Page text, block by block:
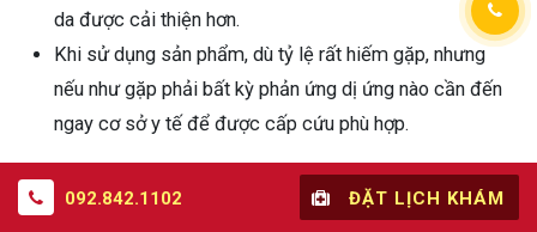
da được cải thiện hơn.
Khi sử dụng sản phẩm, dù tỷ lệ rất hiếm gặp, nhưng
nếu như gặp phải bất kỳ phản ứng dị ứng nào cần đến
ngay cơ sở y tế để được cấp cứu phù hợp.
Trên đây là các thông tin tổng hợp về 7 loạithực phẩm
chức năng đẹp damang lại hiệu quả an toàn, nhanh chóng.
092.842.1102 ĐẶT LỊCH KHÁM